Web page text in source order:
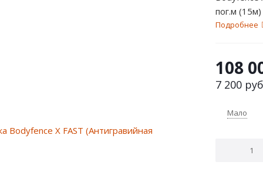
пог.м (15м)
Подробнее
108
7 200
Мало